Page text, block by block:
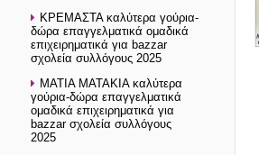
ΚΡΕΜΑΣΤΑ καλύτερα γούρια-
δώρα επαγγελματικά ομαδικά
επιχειρηματικά για bazzar
σχολεία συλλόγους 2025
ΜΑΤΙΑ ΜΑΤΑΚΙΑ καλύτερα
γούρια-δώρα επαγγελματικά
ομαδικά επιχειρηματικά για
bazzar σχολεία συλλόγους
2025